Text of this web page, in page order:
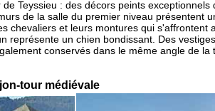
Teyssieu : des décors peints exceptionnels
de la salle du premier niveau présentent
chevaliers et leurs montures qui s'affrontent
représente un chien bondissant. Des vestiges
conservés dans le même angle de la
tour médiévale